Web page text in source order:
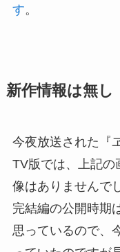
す。
新作情報は無し
今夜放送された『
TV版では、上記の
像はありませんで
完結編の公開時期
思っているので、